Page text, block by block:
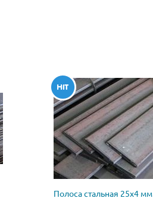
Полоса стальная 25х4 мм